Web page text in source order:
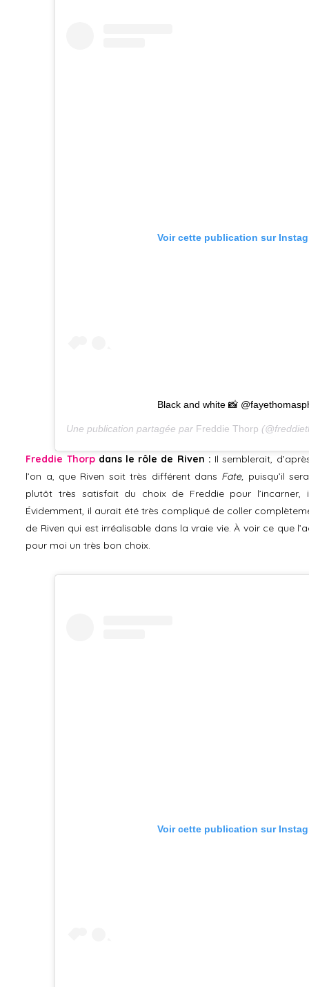
Voir cette publication sur
Black and white 📸
Une publication partagée par Freddie Thorp
Freddie Thorpdans le rôle de Riven : Il semblerait,
l’on a, que Riven soit très différent dans Fate, puisqu’il
plutôt très satisfait du choix de Freddie pour l’incarner,
Évidemment, il aurait été très compliqué de coller
de Riven qui est irréalisable dans la vraie vie. À voir ce que
pour moi un très bon choix.
Voir cette publication sur